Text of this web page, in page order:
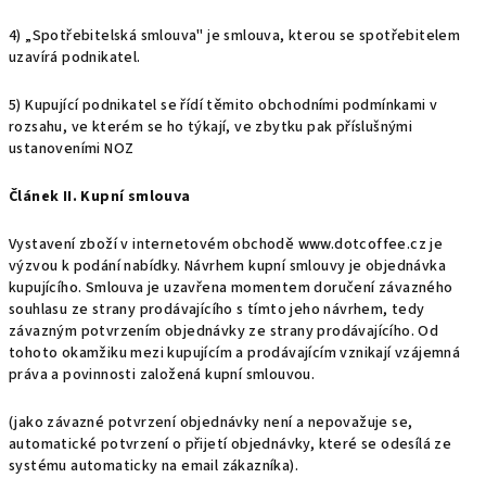
4) „Spotřebitelská smlouva" je smlouva, kterou se spotřebitelem
uzavírá podnikatel.
5) Kupující podnikatel se řídí těmito obchodními podmínkami v
rozsahu, ve kterém se ho týkají, ve zbytku pak příslušnými
ustanoveními NOZ
Článek II. Kupní smlouva
Vystavení zboží v internetovém obchodě www.dotcoffee.cz je
výzvou k podání nabídky. Návrhem kupní smlouvy je objednávka
kupujícího. Smlouva je uzavřena momentem doručení závazného
souhlasu ze strany prodávajícího s tímto jeho návrhem, tedy
závazným potvrzením objednávky ze strany prodávajícího. Od
tohoto okamžiku mezi kupujícím a prodávajícím vznikají vzájemná
práva a povinnosti založená kupní smlouvou.
(jako závazné potvrzení objednávky není a nepovažuje se,
automatické potvrzení o přijetí objednávky, které se odesílá ze
systému automaticky na email zákazníka).